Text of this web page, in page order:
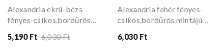
Alexandria ekrü-bézs
fényes-csíkos,bordűrös
310 cm
5,190 Ft 6,030 Ft
Alexandria fehér fényes-
csíkos,bordűrös mintájú
6,030 Ft